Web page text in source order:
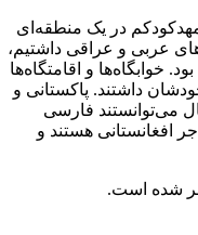
در یک منطقه‌ای
عربی و عراقی داشتیم،
خوابگاه‌ها و اقامتگاه‌ها
داشتند. پاکستانی و
می‌توانستند فارسی
افغانستانی هستند و
شده است.